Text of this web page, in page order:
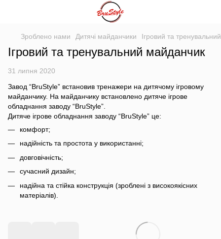
Зроблено нами Дитячі майданчики Ігровий та
Ігровий та тренувальний майданчик
31 липня 2020
Завод “BruStyle” встановив тренажери на дитячому ігровому
майданчику. На майданчику встановлено дитяче ігрове
обладнання заводу “BruStyle”.
Дитяче ігрове обладнання заводу “BruStyle” це:
комфорт;
надійність та простота у використанні;
довговічність;
сучасний дизайн;
надійна та стійка конструкція (зроблені з високоякісних
матеріалів).